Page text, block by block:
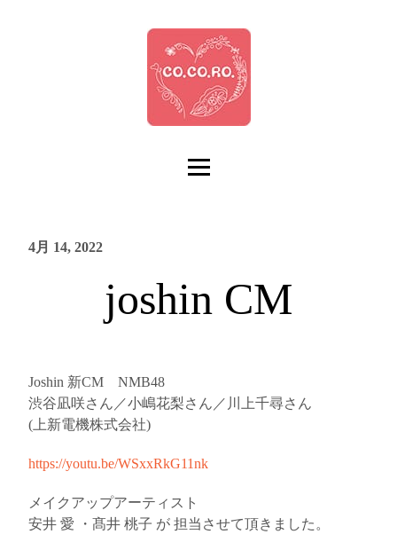
4月 14, 2022
joshin CM
Joshin 新CM NMB48
渋谷凪咲さん／小嶋花梨さん／川上千尋さん
(上新電機株式会社)
https://youtu.be/WSxxRkG11nk
メイクアップアーティスト
安井 愛 ・髙井 桃子 が 担当させて頂きました。